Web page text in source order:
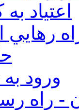
اعتياد
رهايي
ورود
- راه